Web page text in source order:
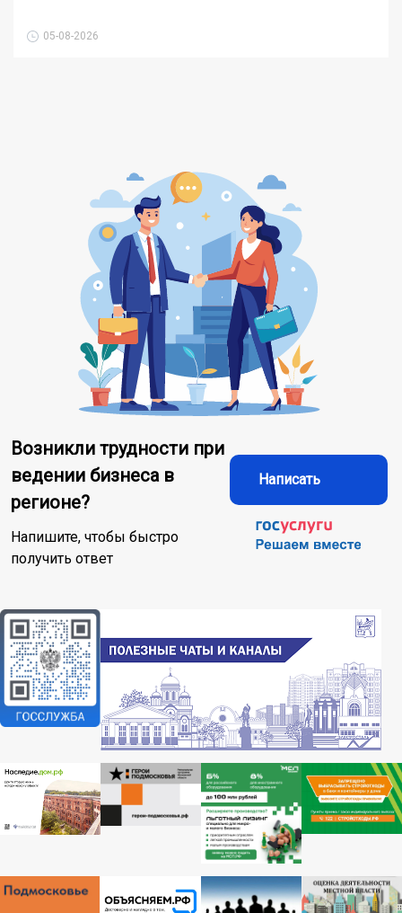
05-08-2026
Возникли трудности при
ведении бизнеса в
регионе?
Напишите, чтобы быстро
получить ответ
Написать